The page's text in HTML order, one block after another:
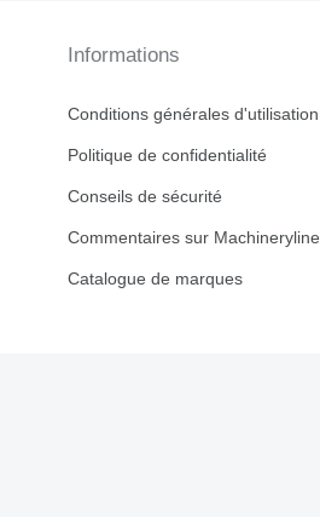
Informations
Conditions générales d'utilisation
Politique de confidentialité
Conseils de sécurité
Commentaires sur Machineryline
Catalogue de marques